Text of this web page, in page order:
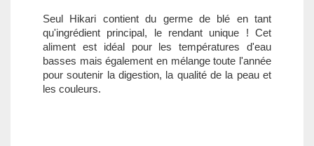
Seul Hikari contient du germe de blé en tant
qu'ingrédient principal, le rendant unique ! Cet
aliment est idéal pour les températures d'eau
basses mais également en mélange toute l'année
pour soutenir la digestion, la qualité de la peau et
les couleurs.